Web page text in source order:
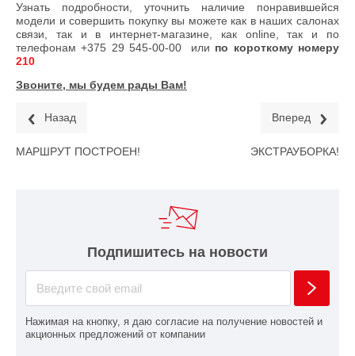
Узнать подробности, уточнить наличие понравившейся
модели и совершить покупку вы можете как в наших салонах
связи, так и в интернет-магазине, как online, так и по
телефонам+375 29 545-00-00 или по короткому номеру
210
Звоните, мы будем рады Вам!
Назад
МАРШРУТ ПОСТРОЕН!
Вперед
ЭКСТРАУБОРКА!
Подпишитесь на новости
Нажимая на кнопку, я даю согласие на получение новостей и
акционных предложений от компании